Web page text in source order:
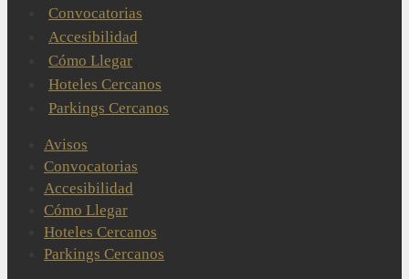
Convocatorias
Accesibilidad
Cómo Llegar
Hoteles Cercanos
Parkings Cercanos
Avisos
Convocatorias
Accesibilidad
Cómo Llegar
Hoteles Cercanos
Parkings Cercanos